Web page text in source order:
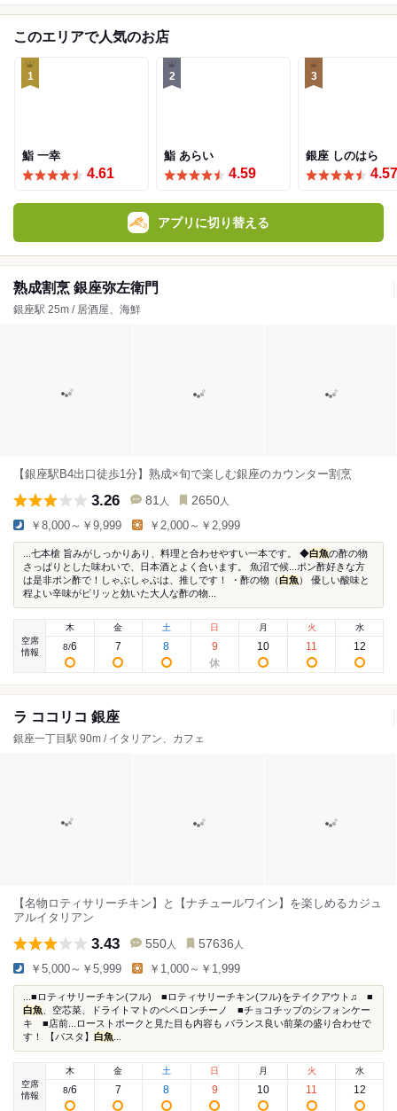
このエリアで人気のお店
1
鮨 一幸
4.61
2
鮨 あらい
4.59
3
銀座 しのはら
4.57
アプリに切り替える
熟成割烹 銀座弥左衛門
銀座駅 25m / 居酒屋、海鮮
【銀座駅B4出口徒歩1分】熟成×旬で楽しむ銀座のカウンター割烹
3.26 81 人 2650 人
￥8,000～￥9,999 ￥2,000～￥2,999
...七本槍 旨みがしっかりあり、料理と合わせやすい一本です。 ◆白魚の酢の物
さっぱりとした味わいで、日本酒とよく合います。 魚沼で候...ポン酢好きな方
は是非ポン酢で！しゃぶしゃぶは、推しです！ ・酢の物（白魚 ） 優しい酸味と
程よい辛味がピリッと効いた大人な酢の物...
空席
情報
木
8/6
金
7
土
8
日
9
月
10
火
11
水
12
ラ ココリコ 銀座
銀座一丁目駅 90m / イタリアン、カフェ
【名物ロティサリーチキン】と【ナチュールワイン】を楽しめるカジュ
アルイタリアン
3.43 550 人 57636 人
￥5,000～￥5,999 ￥1,000～￥1,999
...■ロティサリーチキン(フル) ■ロティサリーチキン(フル)をテイクアウト♫ ■
白魚 、空芯菜、ドライトマトのペペロンチーノ ■チョコチップのシフォンケー
キ ■店前...ローストポークと見た目も内容も バランス良い前菜の盛り合わせで
す！ 【パスタ】 白魚
空席
情報
木
8/6
金
7
土
8
日
9
月
10
火
11
水
12